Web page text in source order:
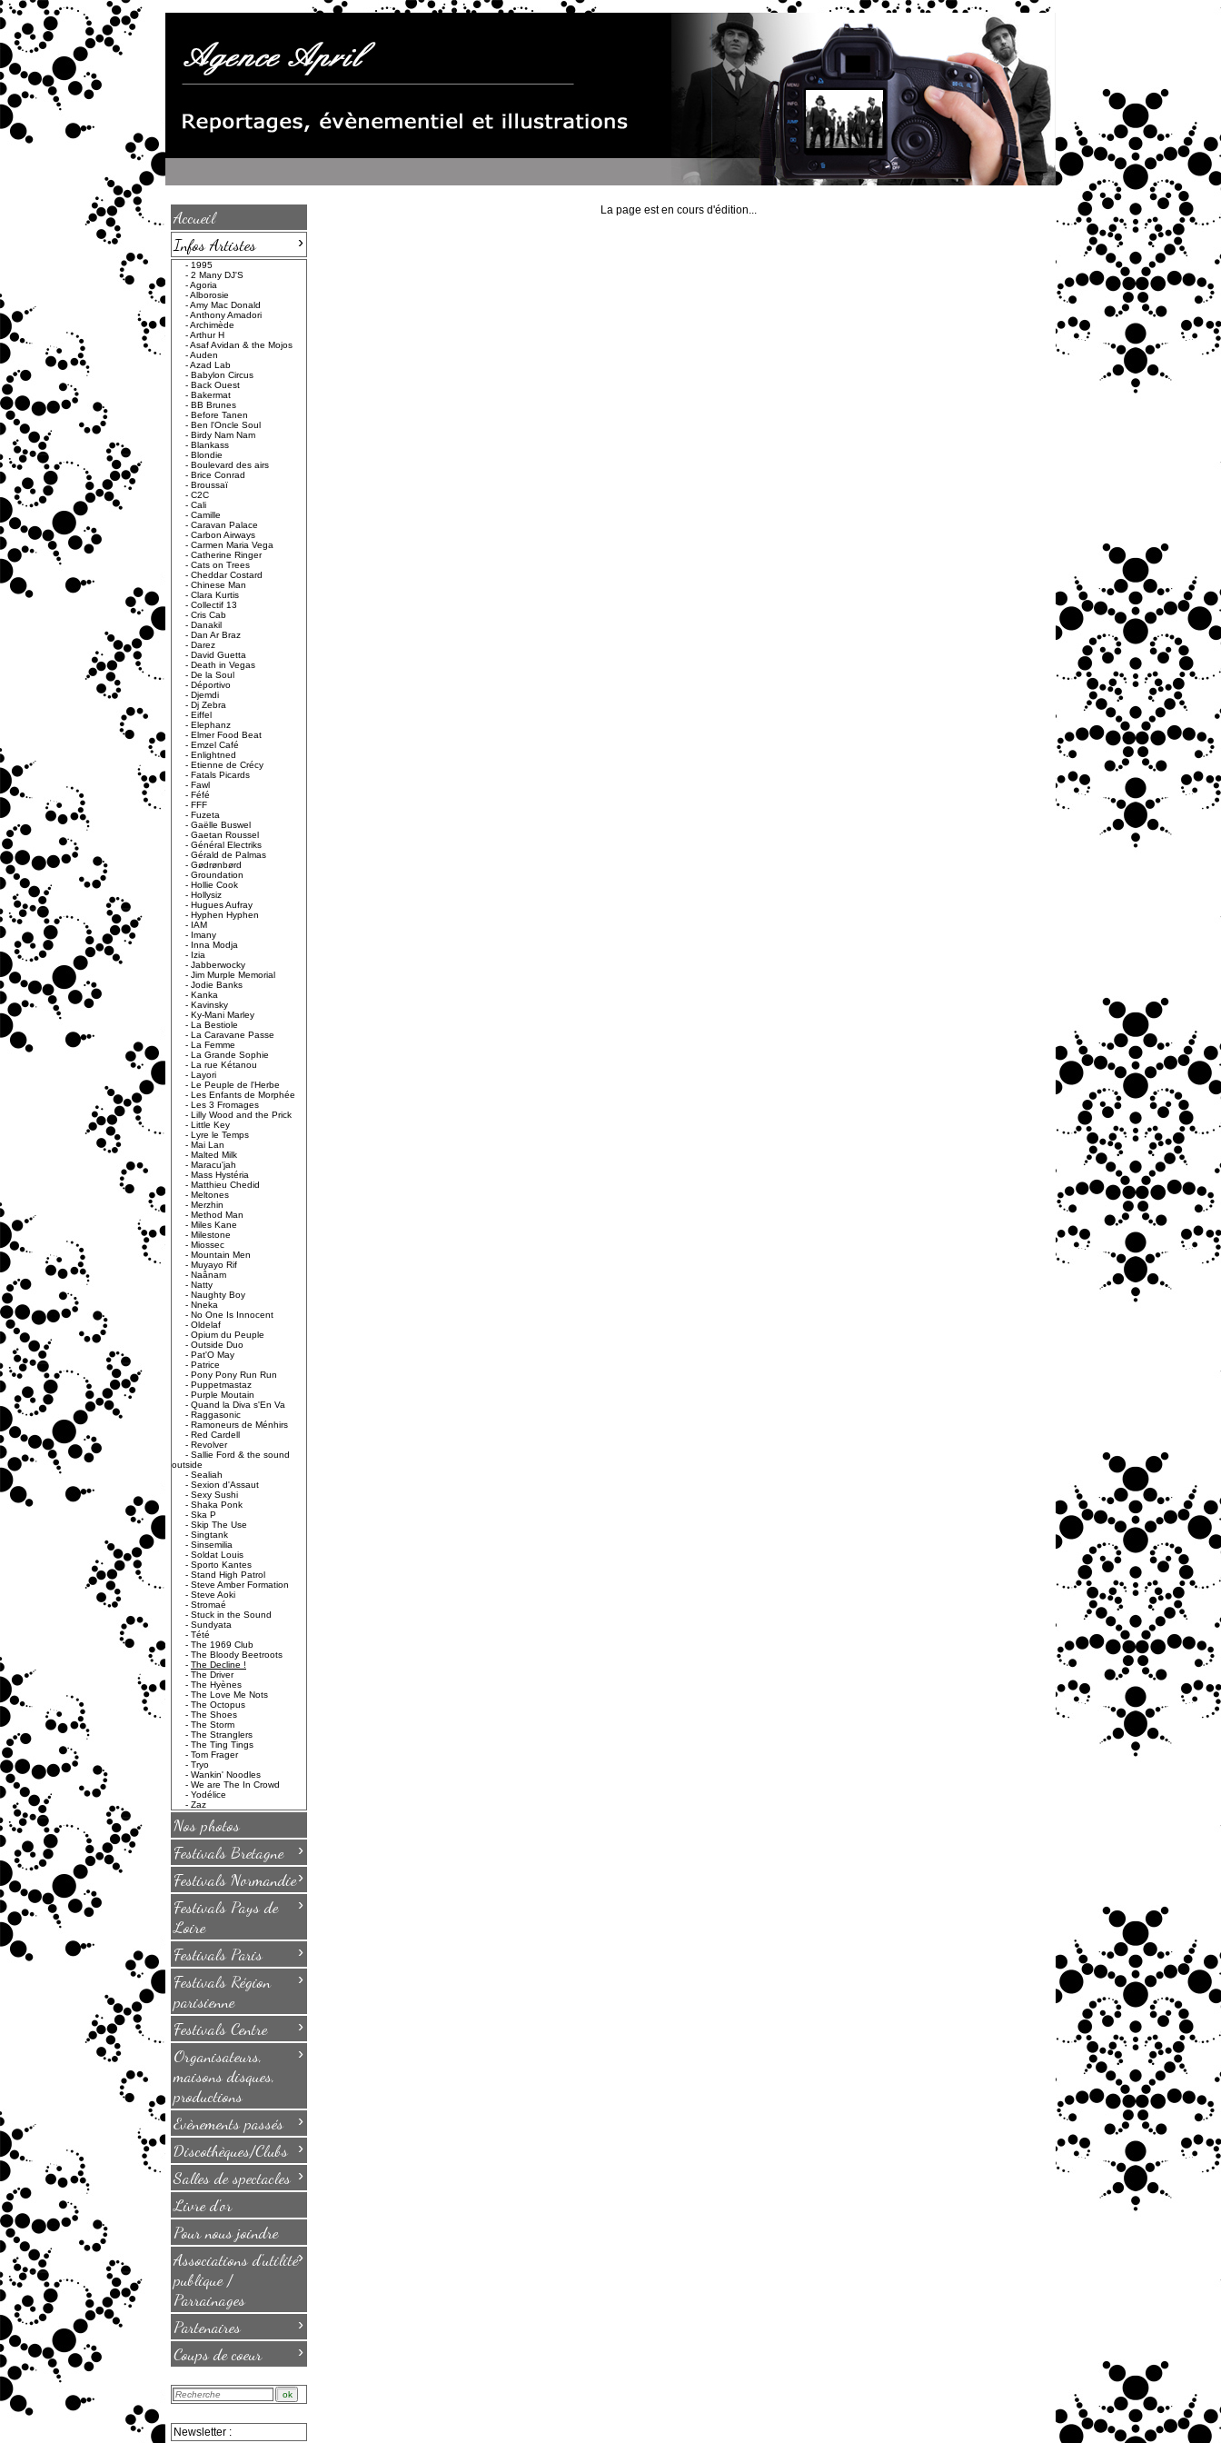
Accueil
Infos Artistes
›
- 1995
- 2 Many DJ'S
-Agoria
-Alborosie
-Amy Mac Donald
-Anthony Amadori
-Archimède
-Arthur H
-Asaf Avidan & the Mojos
-Auden
-Azad Lab
- Babylon Circus
- Back Ouest
- Bakermat
- BB Brunes
- Before Tanen
- Ben l'Oncle Soul
- Birdy Nam Nam
- Blankass
- Blondie
- Boulevard des airs
- Brice Conrad
- Broussaï
- C2C
- Cali
- Camille
- Caravan Palace
- Carbon Airways
- Carmen Maria Vega
- Catherine Ringer
- Cats on Trees
- Cheddar Costard
- Chinese Man
- Clara Kurtis
- Collectif 13
- Cris Cab
- Danakil
- Dan Ar Braz
- Darez
- David Guetta
- Death in Vegas
- De la Soul
- Déportivo
- Djemdi
- Dj Zebra
- Eiffel
- Elephanz
- Elmer Food Beat
- Emzel Café
- Enlightned
- Etienne de Crécy
- Fatals Picards
- Fawl
- Féfé
- FFF
- Fuzeta
- Gaëlle Buswel
- Gaetan Roussel
- Général Electriks
- Gérald de Palmas
- Gødrønbørd
- Groundation
- Hollie Cook
- Hollysiz
- Hugues Aufray
- Hyphen Hyphen
- IAM
- Imany
- Inna Modja
- Izia
- Jabberwocky
- Jim Murple Memorial
- Jodie Banks
- Kanka
- Kavinsky
- Ky-Mani Marley
- La Bestiole
- La Caravane Passe
- La Femme
- La Grande Sophie
- La rue Kétanou
- Layori
- Le Peuple de l'Herbe
- Les Enfants de Morphée
- Les 3 Fromages
- Lilly Wood and the Prick
- Little Key
- Lyre le Temps
- Mai Lan
- Malted Milk
- Maracu'jah
- Mass Hystéria
- Matthieu Chedid
- Meltones
- Merzhin
- Method Man
- Miles Kane
- Milestone
- Miossec
- Mountain Men
- Muyayo Rif
- Naânam
- Natty
- Naughty Boy
- Nneka
- No One Is Innocent
- Oldelaf
- Opium du Peuple
- Outside Duo
- Pat'O May
- Patrice
- Pony Pony Run Run
- Puppetmastaz
- Purple Moutain
- Quand la Diva s'En Va
- Raggasonic
- Ramoneurs de Ménhirs
- Red Cardell
- Revolver
- Sallie Ford & the sound
outside
- Sealiah
- Sexion d'Assaut
- Sexy Sushi
- Shaka Ponk
- Ska P
- Skip The Use
- Singtank
- Sinsemilia
- Soldat Louis
- Sporto Kantes
- Stand High Patrol
- Steve Amber Formation
- Steve Aoki
- Stromaé
- Stuck in the Sound
- Sundyata
- Tété
- The 1969 Club
- The Bloody Beetroots
- The Decline !
- The Driver
- The Hyènes
- The Love Me Nots
- The Octopus
- The Shoes
- The Storm
- The Stranglers
- The Ting Tings
- Tom Frager
- Tryo
- Wankin' Noodles
- We are The In Crowd
- Yodélice
- Zaz
Nos photos
Festivals Bretagne
›
Festivals Normandie›
Festivals Pays de
Loire
›
Festivals Paris ›
Festivals Région
parisienne
›
Festivals Centre ›
Organisateurs,
maisons disques,
productions
›
Evènements passés ›
Discothèques/Clubs ›
Salles de spectacles ›
Livre d'or
Pour nous joindre
Associations d'utilité
publique /
Parrainages
›
Partenaires ›
Coups de coeur ›
Newsletter :
La page est en cours d'édition...